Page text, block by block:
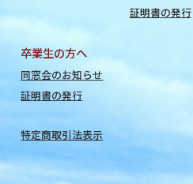
証明書の発行
卒業生の方へ
同窓会のお知らせ
証明書の発行
特定商取引法表示